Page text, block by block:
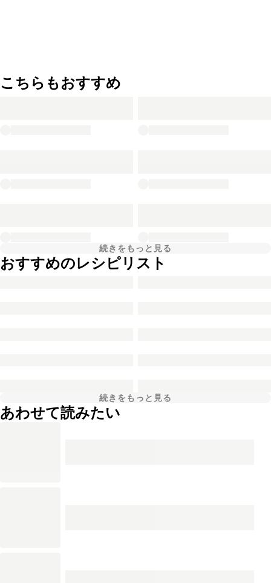
こちらもおすすめ
続きをもっと見る
おすすめのレシピリスト
続きをもっと見る
あわせて読みたい